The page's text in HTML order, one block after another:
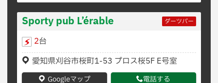
Sporty pub L’érable ダーツバー
2台
愛知県刈谷市桜町1-53 プロス桜5F E号室
Googleマップ 電話する